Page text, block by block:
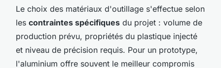
Le choix des matériaux d'outillage s'effectue selon
les contraintes spécifiques du projet : volume de
production prévu, propriétés du plastique injecté
et niveau de précision requis. Pour un prototype,
l'aluminium offre souvent le meilleur compromis